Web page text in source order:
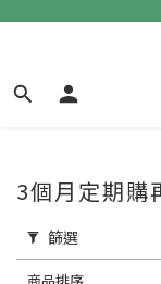
3個月定期購
篩選